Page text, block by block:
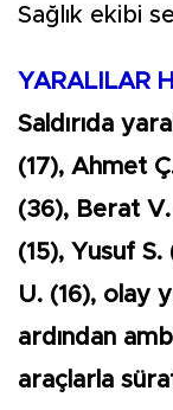
Sağlık ekibi
YARALILAR
Saldırıda
(17), Ahmet
(36), Berat
(15), Yusuf
U. (16), olay
ardından
araçlarla